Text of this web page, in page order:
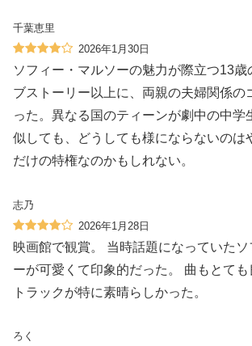
千葉恵里
2026年1月30日
ソフィー・マルソーの魅力が際立つ13歳
ブストーリー以上に、両親の夫婦関係の
った。異なる国のティーンが劇中の中学
似しても、どうしても様にならないのは
だけの特権なのかもしれない。
志乃
2026年1月28日
映画館で観賞。 当時話題になっていた
ーが可愛くて印象的だった。 曲もとて
トラックが特に素晴らしかった。
ろく